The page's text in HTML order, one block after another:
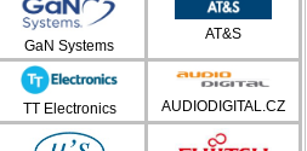
GaN Systems
AT&S
TT Electronics AUDIODIGITAL.CZ